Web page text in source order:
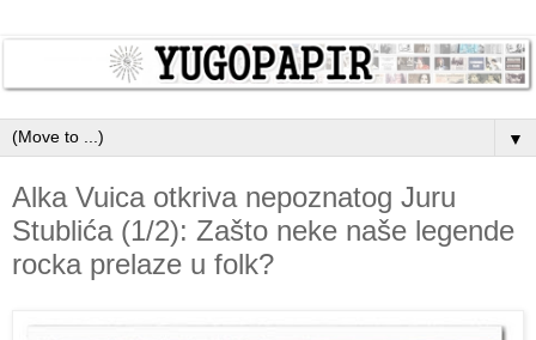
▼
Alka Vuica otkriva nepoznatog Juru
Stublića (1/2): Zašto neke naše legende
rocka prelaze u folk?